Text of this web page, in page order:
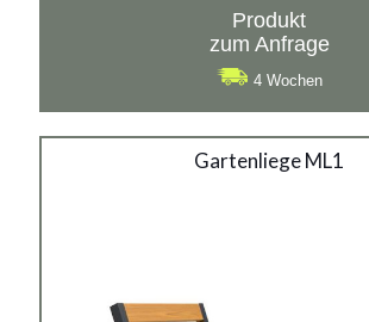
Produkt
zum Anfrage
4 Wochen
Gartenliege ML1
Gartenliege ML1